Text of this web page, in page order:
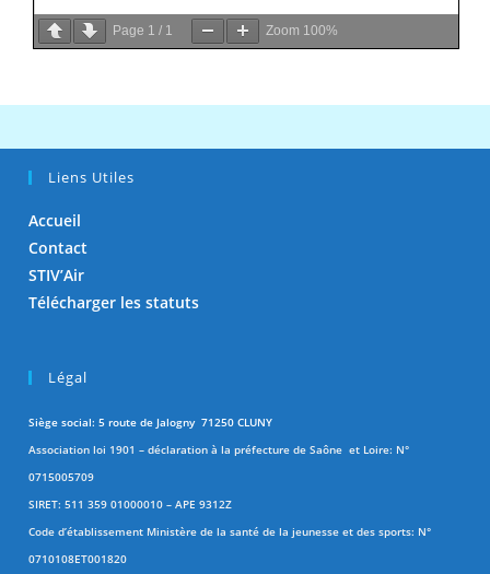
Page 1 / 1 Zoom 100%
Liens Utiles
Accueil
Contact
STIV’Air
Télécharger les statuts
Légal
Siège social: 5 route de Jalogny 71250 CLUNY
Association loi 1901 – déclaration à la préfecture de Saône et Loire: N°
0715005709
SIRET: 511 359 01000010 – APE 9312Z
Code d’établissement Ministère de la santé de la jeunesse et des sports: N°
0710108ET001820